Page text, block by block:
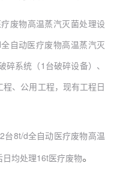
废物高温蒸汽灭菌处理设
自动医疗废物高温蒸汽灭
系统（1台破碎设备）、
、公用工程，现有工程日
2台8t/d全自动医疗废物高温
均处理16t医疗废物。